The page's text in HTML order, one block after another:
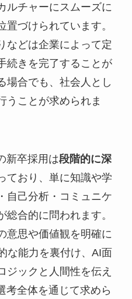
ルチャーにスムーズに
づけられています。
などは企業によって定
続きを完了することが
場合でも、社会人とし
うことが求められま
新卒採用は段階的に深
ており、単に知識や学
自己分析・コミュニケ
合的に問われます。
意思や価値観を明確に
な能力を裏付け、AI面
ジックと人間性を伝え
考全体を通じて求めら